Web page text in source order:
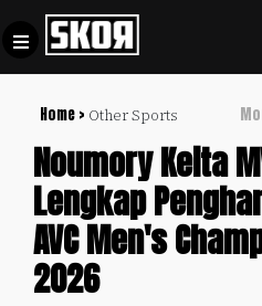
Home > Other Sports
Noumory Keita
Lengkap
AVC Men's
2026
Football +
Culture +
Sports
Update
Policy
Pedoman
Pemberitaan
Media
Siber